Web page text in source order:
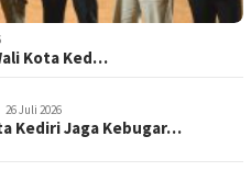
Kota Ked…
26 Juli 2026
Kediri Jaga Kebugar…